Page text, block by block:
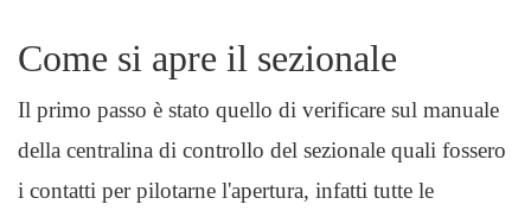
Come si apre il sezionale
Il primo passo è stato quello di verificare sul manuale
della centralina di controllo del sezionale quali fossero
i contatti per pilotarne l'apertura, infatti tutte le